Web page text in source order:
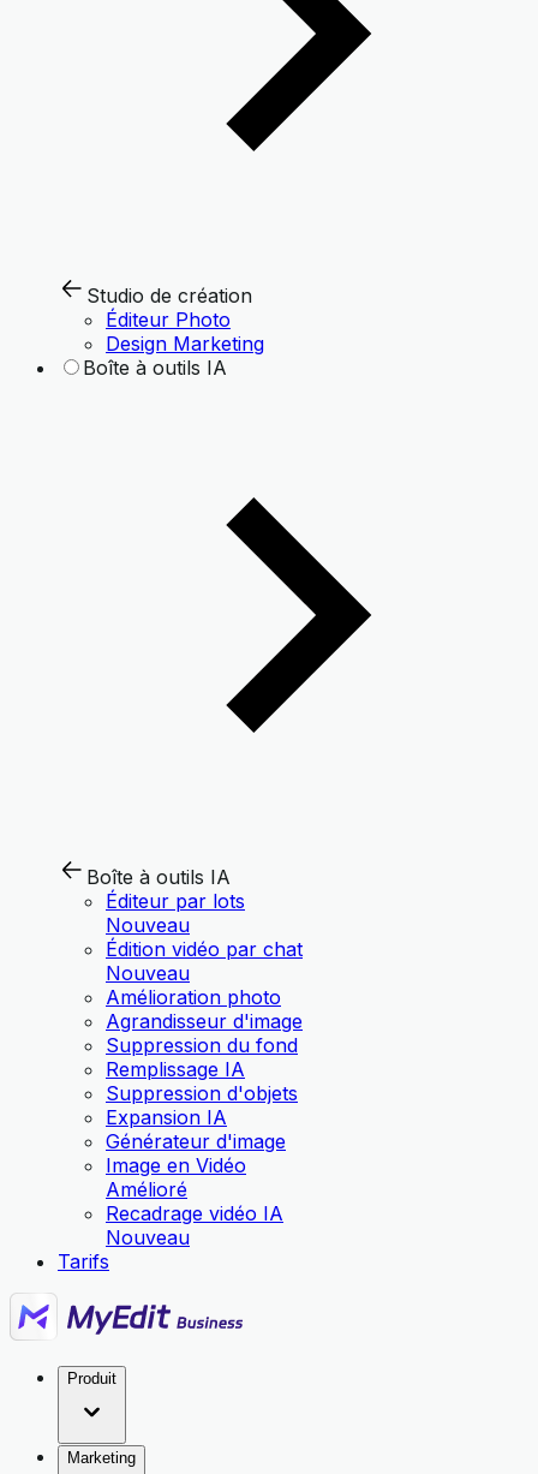
Studio de création
Éditeur Photo
Design Marketing
Boîte à outils IA
Boîte à outils IA
Éditeur par lots
Nouveau
Édition vidéo par chat
Nouveau
Amélioration photo
Agrandisseur d'image
Suppression du fond
Remplissage IA
Suppression d'objets
Expansion IA
Générateur d'image
Image en Vidéo
Amélioré
Recadrage vidéo IA
Nouveau
Tarifs
Produit
Marketing